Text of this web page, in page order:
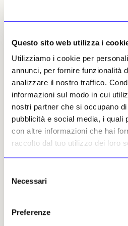
Questo sito web utilizza i
Utilizziamo i cookie per
annunci, per fornire funzionalità
analizzare il nostro traffico.
informazioni sul modo in cui
nostri partner che si occupano
pubblicità e social media, i quali
con altre informazioni che hai
raccolto dal tuo utilizzo dei loro
delNecessari
Preferenze
dell'acqua è un balcone
ristorante, caffè, ponte e
Di fronte a «un globo
frammenti e poi
«l'intreccio di tre di
rappresenta terra, aria e
che attoniti contemplare.
dove nulla si comprende
aperta: che dire? Altri e
avrebbero potuto dire «che
qualche idea concreta
Noisy-le-Sec (Francia),
Boulanger (2017), Jakob